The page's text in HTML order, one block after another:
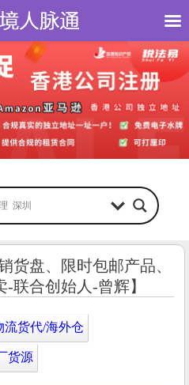
货盘、限时包邮产品、
联合创始人-曾辉】
流货代/海外仓
货源